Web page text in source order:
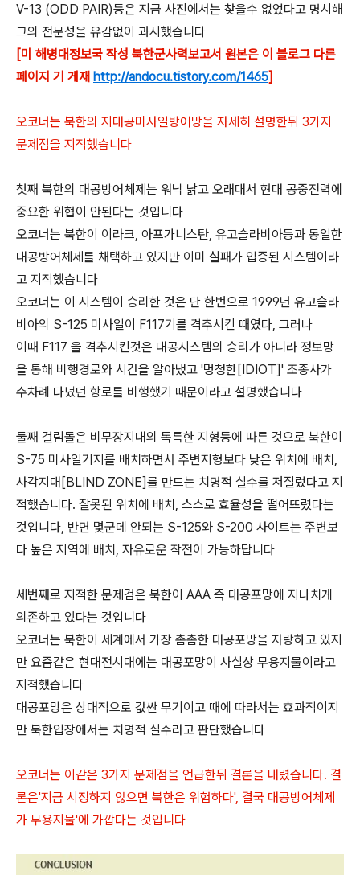
V-13 (ODD PAIR)등은 지금 사진에서는 찾을수 없었다고 명시해
그의 전문성을 유감없이 과시했습니다
[미 해병대정보국 작성 북한군사력보고서 원본은 이 블로그 다른
페이지 기 게재 http://andocu.tistory.com/1465]
오코너는 북한의 지대공미사일방어망을 자세히 설명한뒤 3가지
문제점을 지적했습니다
첫째 북한의 대공방어체제는 워낙 낡고 오래대서 현대 공중전력에
중요한 위협이 안된다는 것입니다
오코너는 북한이 이라크, 아프가니스탄, 유고슬라비아등과 동일한
대공방어체제를 채택하고 있지만 이미 실패가 입증된 시스템이라
고 지적했습니다
오코너는 이 시스템이 승리한 것은 단 한번으로 1999년 유고슬라
비아의 S-125 미사일이 F117기를 격추시킨 때였다, 그러나
이때 F117 을 격추시킨것은 대공시스템의 승리가 아니라 정보망
을 통해 비행경로와 시간을 알아냈고 '멍청한[IDIOT]' 조종사가
수차례 다녔던 항로를 비행했기 때문이라고 설명했습니다
둘째 걸림돌은 비무장지대의 독특한 지형등에 따른 것으로 북한이
S-75 미사일기지를 배치하면서 주변지형보다 낮은 위치에 배치,
사각지대[BLIND ZONE]를 만드는 치명적 실수를 저질렀다고 지
적했습니다. 잘못된 위치에 배치, 스스로 효율성을 떨어뜨렸다는
것입니다, 반면 몇군데 안되는 S-125와 S-200 사이트는 주변보
다 높은 지역에 배치, 자유로운 작전이 가능하답니다
세번째로 지적한 문제검은 북한이 AAA 즉 대공포망에 지나치게
의존하고 있다는 것입니다
오코너는 북한이 세계에서 가장 촘촘한 대공포망을 자랑하고 있지
만 요즘같은 현대전시대에는 대공포망이 사실상 무용지물이라고
지적했습니다
대공포망은 상대적으로 값싼 무기이고 때에 따라서는 효과적이지
만 북한입장에서는 치명적 실수라고 판단했습니다
오코너는 이같은 3가지 문제점을 언급한뒤 결론을 내렸습니다. 결
론은'지금 시정하지 않으면 북한은 위험하다', 결국 대공방어체제
가 무용지물'에 가깝다는 것입니다